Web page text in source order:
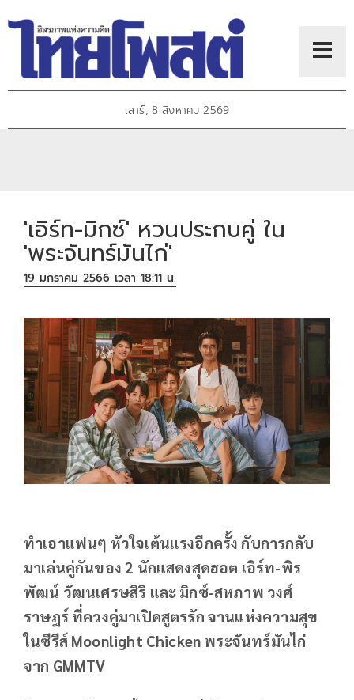
เสาร์, 8 สิงหาคม 2569
'เอิร์ท-มิกซ์' หวนประกบคู่ ใน
'พระจันทร์มันไก่'
19 มกราคม 2566 เวลา 18:11 น.
ทำเอาแฟนๆ หัวใจเต้นแรงอีกครั้ง กับการกลับ
มาเล่นคู่กันของ 2 นักแสดงสุดฮอต เอิร์ท-พิร
พัฒน์ วัฒนเศรษสิริ และ มิกซ์-สหภาพ วงศ์
ราษฎร์ ที่ควงคู่มาเปิดสูตรรัก จานแห่งความสุข
ในซีรีส์ Moonlight Chicken พระจันทร์มันไก่
จาก GMMTV